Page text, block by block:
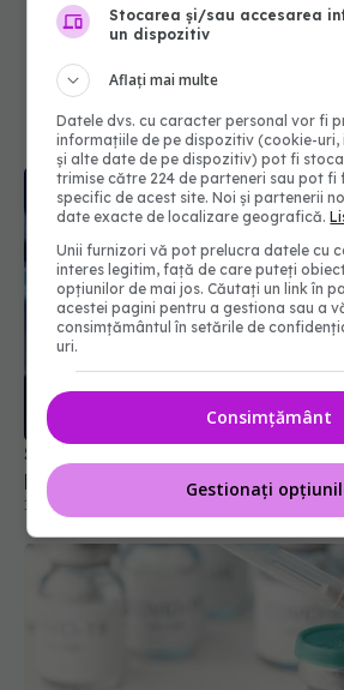
S-au descoperit inflamaţii și
persoanele cu long-COVID
12 feb 2025, 12:57
Stocarea și/sau accesarea
un dispozitiv
Aflați mai multe
Datele dvs. cu caracter personal vor fi
informațiile de pe dispozitiv (cookie-
și alte date de pe dispozitiv) pot fi
trimise către 224 de parteneri sau pot fi
specific de acest site. Noi și partenerii
date exacte de localizare geografică.
Unii furnizori vă pot prelucra datele cu
interes legitim, față de care puteți
opțiunilor de mai jos. Căutați un link în
acestei pagini pentru a gestiona sau a
consimțământul în setările de
uri.
Consimțământ
Gestionați